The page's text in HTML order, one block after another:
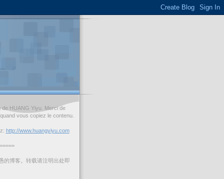
de HUANG Yiyu. Merci de
vous copiez le contenu.
http://www.huangyiyu.com
的博客。转载请注明出处即